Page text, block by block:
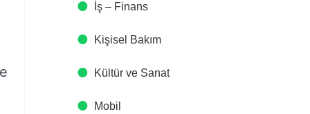
İş – Finans
Kişisel Bakım
Kültür ve Sanat
Mobil